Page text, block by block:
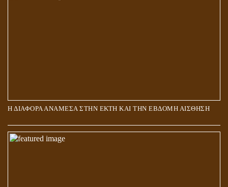
Η ΔΙΑΦΟΡΑ ΑΝΑΜΕΣΑ ΣΤΗΝ ΕΚΤΗ ΚΑΙ ΤΗΝ ΕΒΔΟΜΗ ΑΙΣΘΗΣΗ